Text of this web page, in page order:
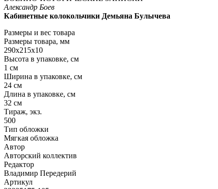
Александр Боев
Кабинетные колокольчики Демьяна Булычева
Размеры и вес товара
Размеры товара, мм
290х215х10
Высота в упаковке, см
1 см
Ширина в упаковке, см
24 см
Длина в упаковке, см
32 см
Тираж, экз.
500
Тип обложки
Мягкая обложка
Автор
Авторский коллектив
Редактор
Владимир Передерий
Артикул